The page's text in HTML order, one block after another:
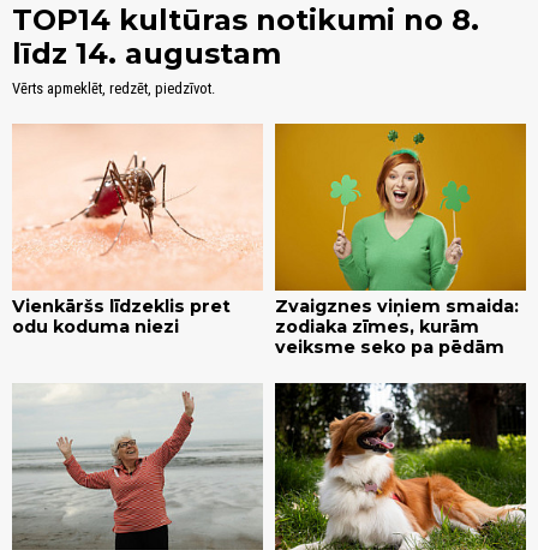
TOP14 kultūras notikumi no 8.
līdz 14. augustam
Vērts apmeklēt, redzēt, piedzīvot.
Vienkāršs līdzeklis pret
odu koduma niezi
Zvaigznes viņiem smaida:
zodiaka zīmes, kurām
veiksme seko pa pēdām